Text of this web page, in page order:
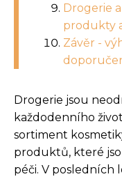
Drogerie
produkty
Závěr -
Drogerie jsou
každodenního
sortiment
produktů, které
péči. V posledních